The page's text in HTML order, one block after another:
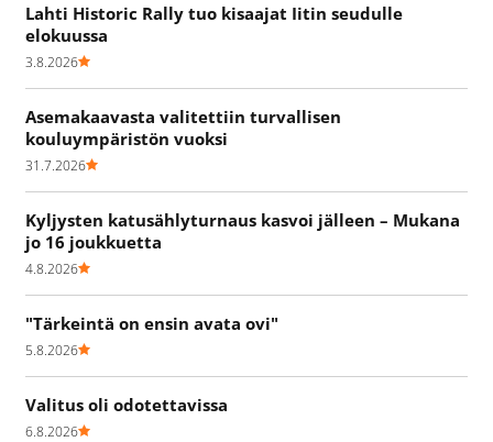
Lahti Historic Rally tuo kisaajat Iitin seudulle
elokuussa
3.8.2026
Asemakaavasta valitettiin turvallisen
kouluympäristön vuoksi
31.7.2026
Kyljysten katusählyturnaus kasvoi jälleen – Mukana
jo 16 joukkuetta
4.8.2026
"Tärkeintä on ensin avata ovi"
5.8.2026
Valitus oli odotettavissa
6.8.2026